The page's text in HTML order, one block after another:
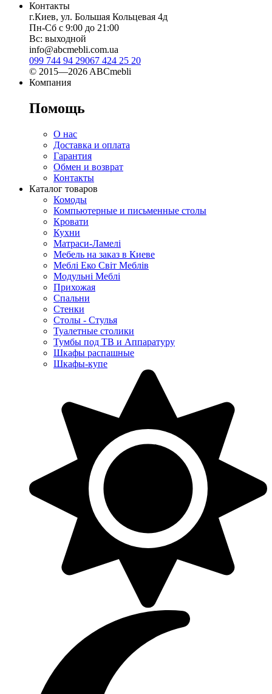
Контакты
г.Киев, ул. Большая Кольцевая 4д
Пн-Сб с 9:00 до 21:00
Вс: выходной
info@abcmebli.com.ua
099 744 94 29067 424 25 20
© 2015—2026 ABCmebli
Компания
Помощь
О нас
Доставка и оплата
Гарантия
Обмен и возврат
Контакты
Каталог товаров
Комоды
Компьютерные и письменные столы
Кровати
Кухни
Матраси-Ламелі
Мебель на заказ в Киеве
Меблі Еко Світ Меблів
Модульні Меблі
Прихожая
Спальни
Стенки
Столы - Стулья
Туалетные столики
Тумбы под ТВ и Аппаратуру
Шкафы распашные
Шкафы-купе